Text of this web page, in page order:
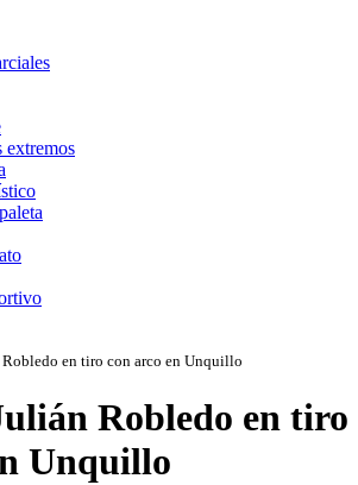
extremos
en tiro con arco en Unquillo
Robledo en tiro
Unquillo